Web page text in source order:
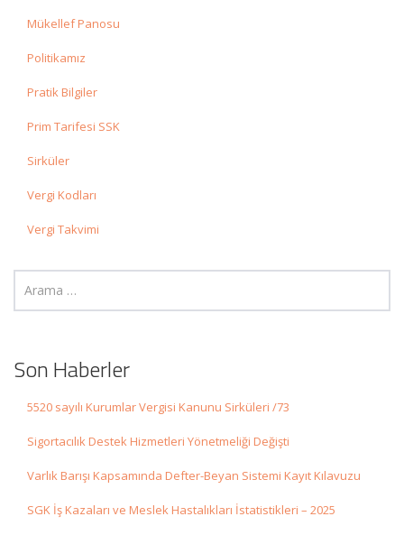
Mükellef Panosu
Politikamız
Pratik Bilgiler
Prim Tarifesi SSK
Sirküler
Vergi Kodları
Vergi Takvimi
Son Haberler
5520 sayılı Kurumlar Vergisi Kanunu Sirküleri /73
Sigortacılık Destek Hizmetleri Yönetmeliği Değişti
Varlık Barışı Kapsamında Defter-Beyan Sistemi Kayıt Kılavuzu
SGK İş Kazaları ve Meslek Hastalıkları İstatistikleri – 2025